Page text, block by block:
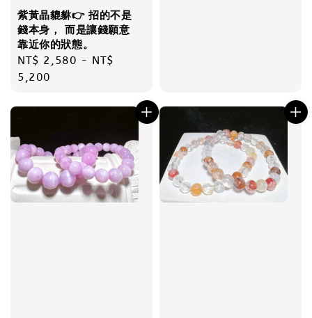
紫黃晶貔貅👉 招的不是
錢本身， 而是讓錢願意
靠近你的狀態。
Regular
price
NT$ 2,580 - NT$
5,200